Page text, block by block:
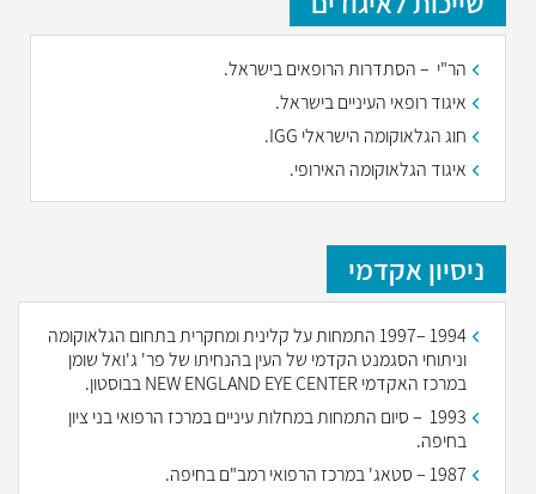
הר"י – הסתדרות הרופאים בישראל.
איגוד רופאי העיניים בישראל.
חוג הגלאוקומה הישראלי IGG.
איגוד הגלאוקומה האירופי.
ניסיון אקדמי
1994 –1997 התמחות על קלינית ומחקרית בתחום הגלאוקומה
וניתוחי הסגמנט הקדמי של העין בהנחיתו של פר' ג'ואל שומן
במרכז האקדמי NEW ENGLAND EYE CENTER בבוסטון.
1993 – סיום התמחות במחלות עיניים במרכז הרפואי בני ציון
בחיפה.
1987 – סטאג' במרכז הרפואי רמב"ם בחיפה.